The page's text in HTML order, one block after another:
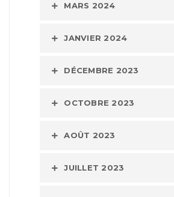
MARS 2024
JANVIER 2024
DÉCEMBRE 2023
OCTOBRE 2023
AOÛT 2023
JUILLET 2023